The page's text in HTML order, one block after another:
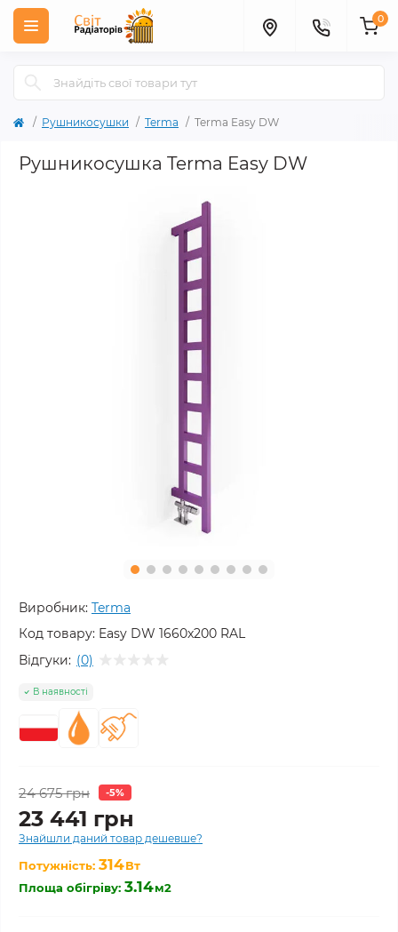
0
Рушникосушки Terma Terma Easy DW
Рушникосушка Terma Easy DW
Виробник: Terma
Код товару: Easy DW 1660x200 RAL
Відгуки: (0)
В наявності
24 675 грн -5%
23 441 грн
Знайшли даний товар дешевше?
Потужність: 314Вт
Площа обігріву: 3.14м2